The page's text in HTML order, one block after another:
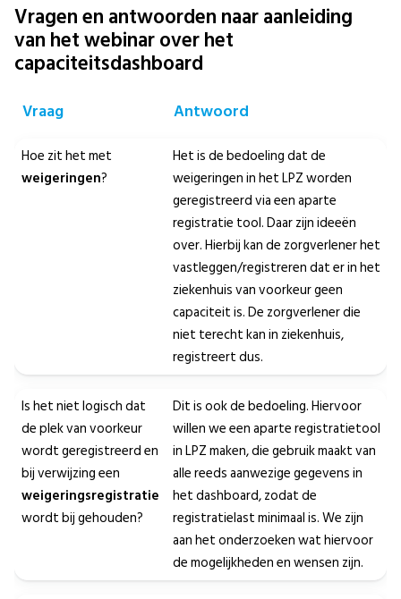
Vragen en antwoorden naar aanleiding
van het webinar over het
capaciteitsdashboard
Vraag Antwoord
Hoe zit het met
weigeringen?
Het is de bedoeling dat de
weigeringen in het LPZ worden
geregistreerd via een aparte
registratie tool. Daar zijn ideeën
over. Hierbij kan de zorgverlener het
vastleggen/registreren dat er in het
ziekenhuis van voorkeur geen
capaciteit is. De zorgverlener die
niet terecht kan in ziekenhuis,
registreert dus.
Is het niet logisch dat
de plek van voorkeur
wordt geregistreerd en
bij verwijzing een
weigeringsregistratie
wordt bij gehouden?
Dit is ook de bedoeling. Hiervoor
willen we een aparte registratietool
in LPZ maken, die gebruik maakt van
alle reeds aanwezige gegevens in
het dashboard, zodat de
registratielast minimaal is. We zijn
aan het onderzoeken wat hiervoor
de mogelijkheden en wensen zijn.